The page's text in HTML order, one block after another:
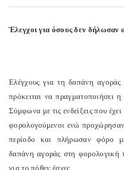
Έλεγχοι για όσους δεν δήλωσαν
Ελέγχους για τη δαπάνη
πρόκειται να πραγματοποιήσει
Σύμφωνα με τις ενδείξεις που
φορολογούμενοι ενώ
περίοδο και πλήρωσαν φόρο
δαπάνη αγοράς στη φορολογική
για το πόθεν έσχες.